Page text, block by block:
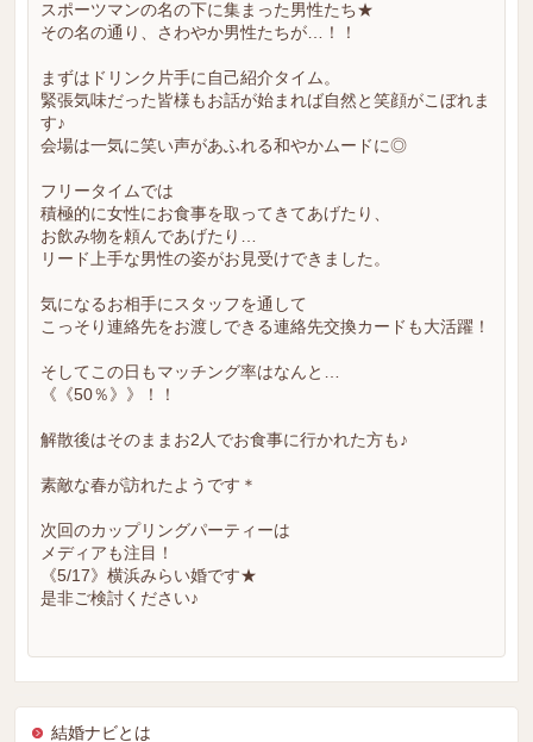
スポーツマンの名の下に集まった男性たち★
その名の通り、さわやか男性たちが…！！
まずはドリンク片手に自己紹介タイム。
緊張気味だった皆様もお話が始まれば自然と笑顔がこぼれま
す♪
会場は一気に笑い声があふれる和やかムードに◎
フリータイムでは
積極的に女性にお食事を取ってきてあげたり、
お飲み物を頼んであげたり…
リード上手な男性の姿がお見受けできました。
気になるお相手にスタッフを通して
こっそり連絡先をお渡しできる連絡先交換カードも大活躍！
そしてこの日もマッチング率はなんと…
《《50％》》！！
解散後はそのままお2人でお食事に行かれた方も♪
素敵な春が訪れたようです＊
次回のカップリングパーティーは
メディアも注目！
《5/17》横浜みらい婚です★
是非ご検討ください♪
結婚ナビとは